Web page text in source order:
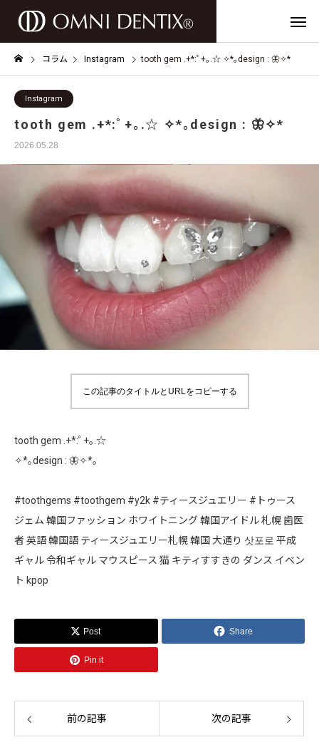
コラム Instagram tooth gem .+*:ﾟ+｡.☆ ✧*｡design : 🦋✧︎*
Instagram
tooth gem .+*:ﾟ+｡.☆ ✧*｡design : 🦋✧︎*
2026.05.28
この記事のタイトルとURLをコピーする
tooth gem .+*:ﾟ+｡.☆
✧*｡design : 🦋✧︎*。
#toothgems #toothgem #y2k #ティースジュエリー #トゥース
ジェム 韓国ファッション ホワイトニング 韓国アイドル 札幌 歯医
者 英語 韓国語 ティースジュエリー札幌 韓国 大通り 삿포로 平成
ギャル 令和ギャル マウスピース 猫 キティすすきの ダンス イベン
ト kpop
Post Share
Pin it
前の記事 次の記事